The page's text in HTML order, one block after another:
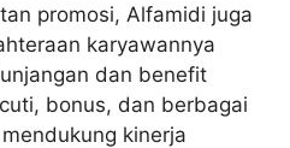
promosi, Alfamidi juga
karyawannya
dan benefit
bonus, dan berbagai
kinerja